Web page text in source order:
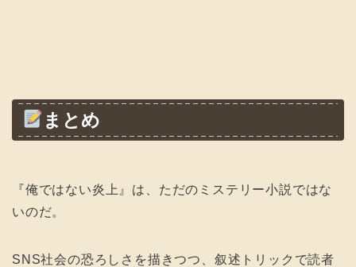
まとめ
『俺ではない炎上』は、ただのミステリー小説ではな
いのだ。
SNS社会の恐ろしさを描きつつ、叙述トリックで読者